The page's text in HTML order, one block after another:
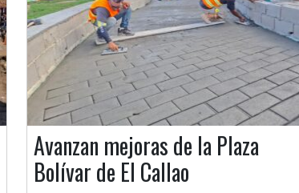
Avanzan mejoras de la Plaza
Bolívar de El Callao